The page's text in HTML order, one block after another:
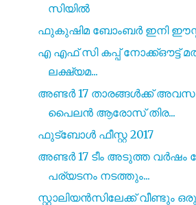
സിയിൽ
ഫുകുഷിമ ബോംബർ ഇനി
എ എഫ് സി കപ്പ് നോക്ക്ഔട്ട്
ലക്ഷ്യമ...
അണ്ടർ 17 താരങ്ങൾക്ക്
പൈലൻ ആരോസ് തിര...
ഫുട്ബോൾ ഫീസ്റ്റ 2017
അണ്ടർ 17 ടീം അടുത്ത
പര്യടനം നടത്തും...
സ്റ്റാലിയൻസിലേക്ക് വീണ്ടും